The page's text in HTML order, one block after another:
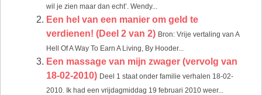
wil je zien maar dan echt’. Wendy...
Een hel van een manier om geld te
verdienen! (Deel 2 van 2) Bron: Vrije vertaling van A
Hell Of A Way To Earn A Living, By Hooder...
Een massage van mijn zwager (vervolg van
18-02-2010) Deel 1 staat onder familie verhalen 18-02-
2010. Ik had een vrijdagmiddag 19 februari 2010 weer...